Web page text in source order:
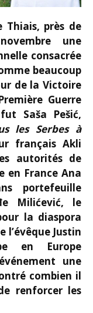
Thiais, près de
une
consacrée
beaucoup
de la Victoire
Guerre
Saša Pešić,
les Serbes à
français Akli
autorités de
en France Ana
portefeuille
Milićević, le
la diaspora
l’évêque Justin
en Europe
une
combien il
renforcer les